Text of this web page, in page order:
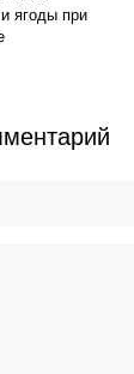
ягоды при